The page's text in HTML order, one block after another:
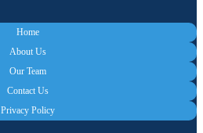
Home
About Us
Our Team
Contact Us
Privacy Policy